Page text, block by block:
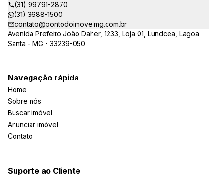
(31) 99791-2870
(31) 3688-1500
contato@pontodoimovelmg.com.br
Avenida Prefeito João Daher, 1233, Loja 01, Lundcea, Lagoa
Santa - MG - 33239-050
Navegação rápida
Home
Sobre nós
Buscar imóvel
Anunciar imóvel
Contato
Suporte ao Cliente